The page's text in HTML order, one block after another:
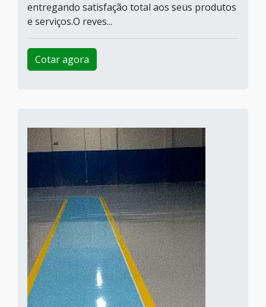
entregando satisfação total aos seus produtos
e serviços.O reves...
Cotar agora